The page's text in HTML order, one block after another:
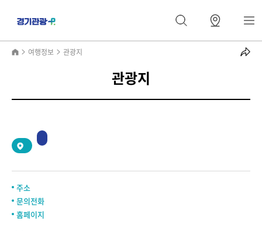
여행정보 관광지
관광지
주소
문의전화
홈페이지